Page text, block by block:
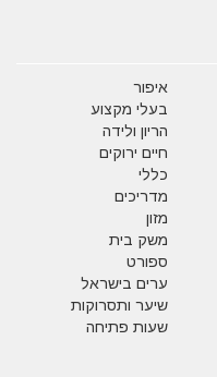
איפור
בעלי מקצוע
הריון ולידה
חיים ירוקים
כללי
מדריכים
מזון
משק בית
ספורט
ערים בישראל
שיער ותסרוקות
שעות פתיחה